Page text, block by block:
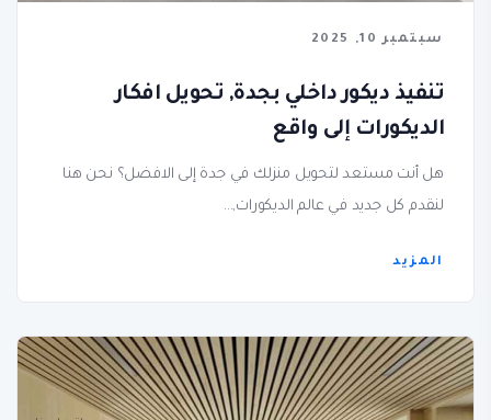
سبتمبر 10, 2025
تنفيذ ديكور داخلي بجدة, تحويل افكار
الديكورات إلى واقع
هل أنت مستعد لتحويل منزلك في جدة إلى الافضل؟ نحن هنا
لنقدم كل جديد في عالم الديكورات,...
المزيد